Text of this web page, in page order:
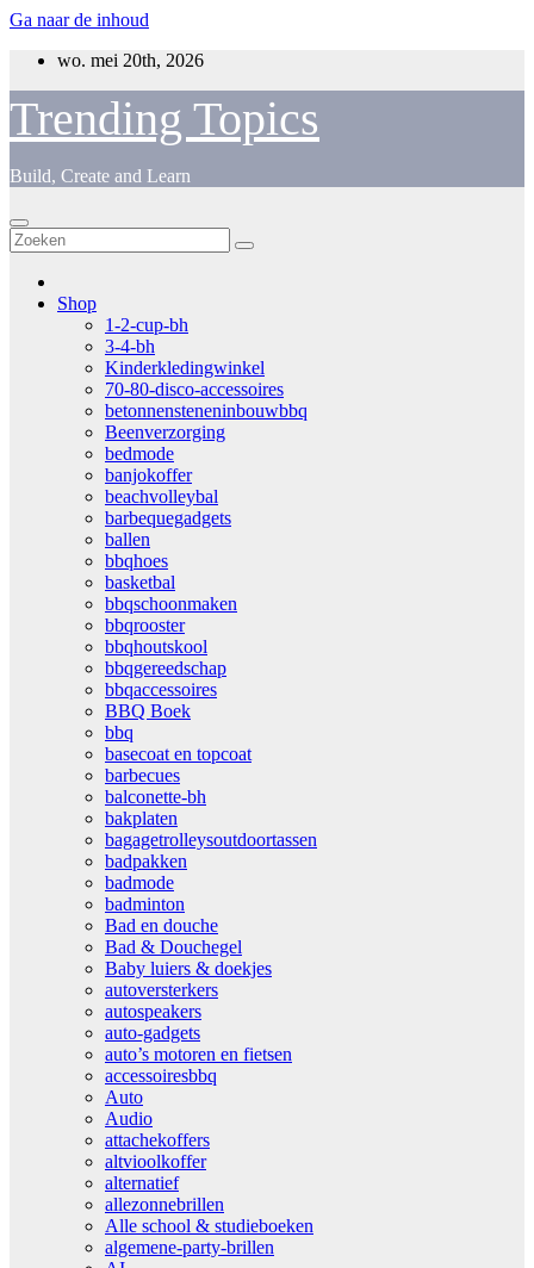
Ga naar de inhoud
wo. mei 20th, 2026
Trending Topics
Build, Create and Learn
Shop
1-2-cup-bh
3-4-bh
Kinderkledingwinkel
70-80-disco-accessoires
betonnensteneninbouwbbq
Beenverzorging
bedmode
banjokoffer
beachvolleybal
barbequegadgets
ballen
bbqhoes
basketbal
bbqschoonmaken
bbqrooster
bbqhoutskool
bbqgereedschap
bbqaccessoires
BBQ Boek
bbq
basecoat en topcoat
barbecues
balconette-bh
bakplaten
bagagetrolleysoutdoortassen
badpakken
badmode
badminton
Bad en douche
Bad & Douchegel
Baby luiers & doekjes
autoversterkers
autospeakers
auto-gadgets
auto’s motoren en fietsen
accessoiresbbq
Auto
Audio
attachekoffers
altvioolkoffer
alternatief
allezonnebrillen
Alle school & studieboeken
algemene-party-brillen